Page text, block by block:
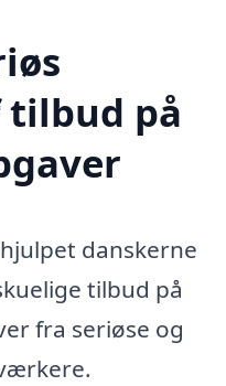
på
danskerne
tilbud på
fra seriøse og